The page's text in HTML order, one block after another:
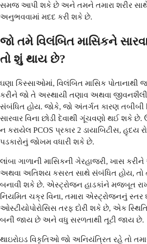
સમજ આપી શકે છે અને તમને તમારા શરીર સાથે
અનુભવવામાં મદદ કરી શકે છે.
જો તમે વિલંબિત માસિકને
તો શું થાય છે?
ઘણા કિસ્સાઓમાં, વિલંબિત માસિક
કરીને જો તે અસ્થાયી તણાવ અથવા
સંબંધિત હોય. જોકે, જો અંતર્ગત કારણ તબીબી
સારવાર વિના છોડી દેવાથી ગૂંચવણો થઈ શકે છે.
ન કરાયેલ PCOS પ્રકાર 2 ડાયાબિટીસ,
પડકારોનું જોખમ વધારી શકે છે.
લાંબા ગાળાની માસિકની ગેરહાજરી, ખાસ
અથવા અતિશય કસરત સાથે સંબંધિત હોય, તો
બનાવી શકે છે. એસ્ટ્રોજન હાડકાંને મજબૂત
નિયમિત ચક્ર વિના, તમારા એસ્ટ્રોજનનું
ઓસ્ટીયોપોરોસિસ તરફ દોરી શકે છે, એક
બની જાય છે અને વધુ સરળતાથી તૂટી જાય છે.
થાઇરોઇડ વિકૃતિઓ જો અનિયંત્રિત રહે તો